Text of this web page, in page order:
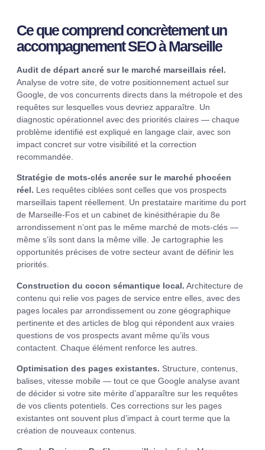
Ce que comprend concrètement un
accompagnement SEO à Marseille
Audit de départ ancré sur le marché marseillais réel.
Analyse de votre site, de votre positionnement actuel sur
Google, de vos concurrents directs dans la métropole et des
requêtes sur lesquelles vous devriez apparaître. Un
diagnostic opérationnel avec des priorités claires — chaque
problème identifié est expliqué en langage clair, avec son
impact concret sur votre visibilité et la correction
recommandée.
Stratégie de mots-clés ancrée sur le marché phocéen
réel. Les requêtes ciblées sont celles que vos prospects
marseillais tapent réellement. Un prestataire maritime du port
de Marseille-Fos et un cabinet de kinésithérapie du 8e
arrondissement n’ont pas le même marché de mots-clés —
même s’ils sont dans la même ville. Je cartographie les
opportunités précises de votre secteur avant de définir les
priorités.
Construction du cocon sémantique local. Architecture de
contenu qui relie vos pages de service entre elles, avec des
pages locales par arrondissement ou zone géographique
pertinente et des articles de blog qui répondent aux vraies
questions de vos prospects avant même qu’ils vous
contactent. Chaque élément renforce les autres.
Optimisation des pages existantes. Structure, contenus,
balises, vitesse mobile — tout ce que Google analyse avant
de décider si votre site mérite d’apparaître sur les requêtes
de vos clients potentiels. Ces corrections sur les pages
existantes ont souvent plus d’impact à court terme que la
création de nouveaux contenus.